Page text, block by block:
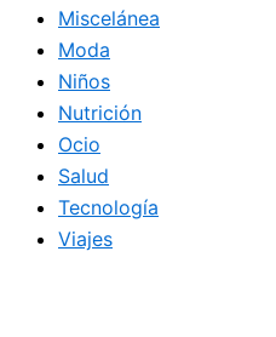
Miscelánea
Moda
Niños
Nutrición
Ocio
Salud
Tecnología
Viajes